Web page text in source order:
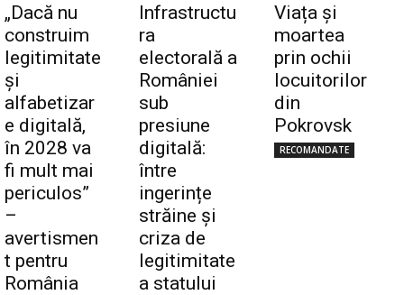
„Dacă nu
construim
legitimitate
și
alfabetizar
e digitală,
în 2028 va
fi mult mai
periculos”
–
avertismen
t pentru
România
Infrastructu
ra
electorală a
României
sub
presiune
digitală:
între
ingerințe
străine și
criza de
legitimitate
a statului
Viața și
moartea
prin ochii
locuitorilor
din
Pokrovsk
RECOMANDATE